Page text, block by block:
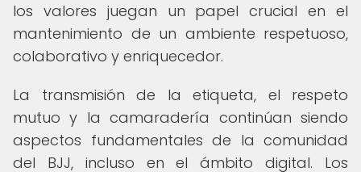
los valores juegan un papel crucial en el
mantenimiento de un ambiente respetuoso,
colaborativo y enriquecedor.
La transmisión de la etiqueta, el respeto
mutuo y la camaradería continúan siendo
aspectos fundamentales de la comunidad
del BJJ, incluso en el ámbito digital. Los